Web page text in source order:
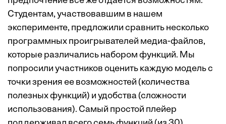
Студентам, участвовавшим в нашем
эксперименте, предложили сравнить несколько
программных проигрывателей медиа-файлов,
которые различались набором функций. Мы
попросили участников оценить каждую модель с
точки зрения ее возможностей (количества
полезных функций) и удобства (сложности
использования). Самый простой плейер